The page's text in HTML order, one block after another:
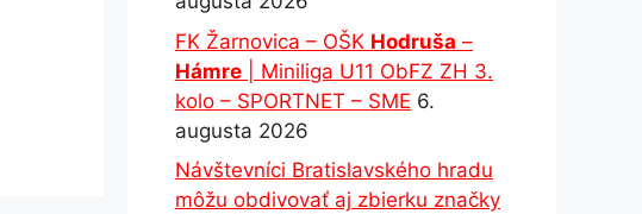
FK Žarnovica – OŠK Hodruša –
Hámre | Miniliga U11 ObFZ ZH 3.
kolo – SPORTNET – SME 6.
augusta 2026
Návštevníci Bratislavského hradu
môžu obdivovať aj zbierku značky